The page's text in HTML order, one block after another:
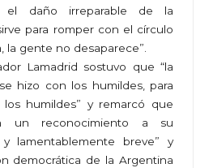
el daño irreparable de la
para romper con el círculo
la gente no desaparece”.
Lamadrid sostuvo que “la
hizo con los humildes, para
humildes” y remarcó que
un reconocimiento a su
lamentablemente breve” y
democrática de la Argentina